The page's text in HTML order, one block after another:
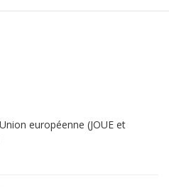
européenne (JOUE et